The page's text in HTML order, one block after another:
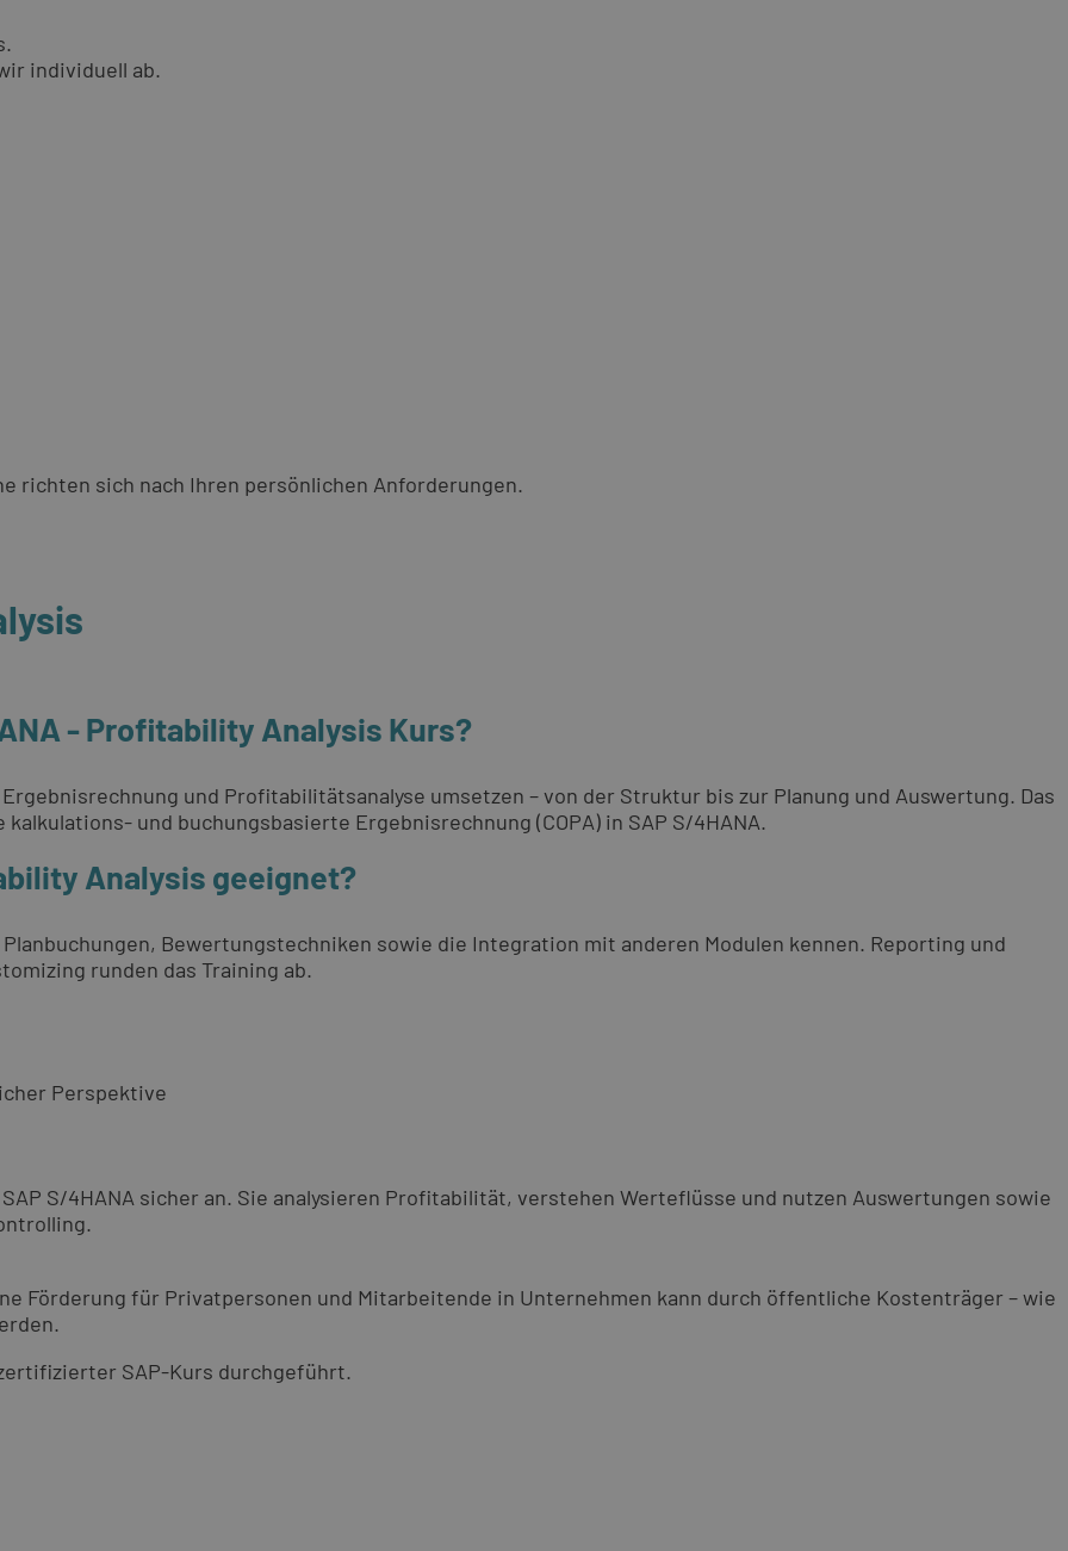
individuell ab.
richten sich nach Ihren persönlichen Anforderungen.
- Profitability Analysis Kurs?
und Profitabilitätsanalyse umsetzen – von der Struktur bis zur Planung und Auswertung. Das
und buchungsbasierte Ergebnisrechnung (COPA) in SAP S/4HANA.
Analysis geeignet?
Bewertungstechniken sowie die Integration mit anderen Modulen kennen. Reporting und
runden das Training ab.
Perspektive
S/4HANA sicher an. Sie analysieren Profitabilität, verstehen Werteflüsse und nutzen Auswertungen sowie
Förderung für Privatpersonen und Mitarbeitende in Unternehmen kann durch öffentliche Kostenträger – wie
SAP-Kurs durchgeführt.